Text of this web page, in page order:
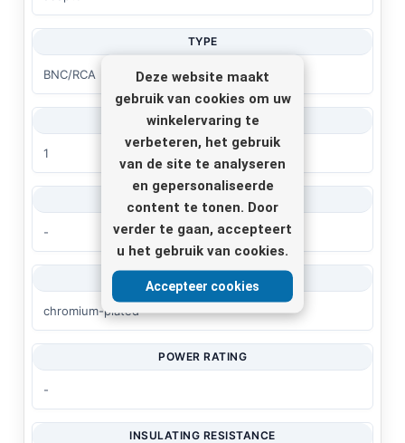
Deze website maakt
gebruik van cookies om uw
winkelervaring te
verbeteren, het gebruik
van de site te analyseren
en gepersonaliseerde
content te tonen. Door
verder te gaan, accepteert
u het gebruik van cookies.
Accepteer cookies
TYPE
BNC/RCA
QUANTITY
1
-
chromium-plated
POWER RATING
-
INSULATING RESISTANCE